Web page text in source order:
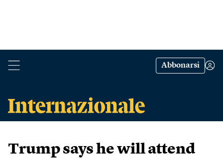
Abbonarsi
Trump says he will attend